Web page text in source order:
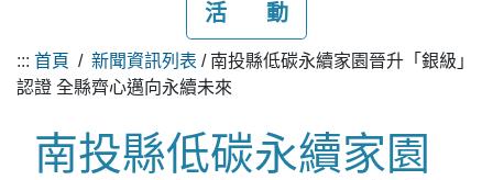
活 動
::: 首頁 / 新聞資訊列表 / 南投縣低碳永續家園晉升「銀級」
認證 全縣齊心邁向永續未來
南投縣低碳永續家園